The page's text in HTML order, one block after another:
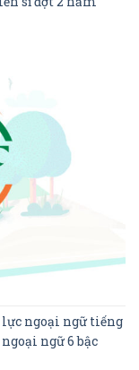
ngoại ngữ tiếng
ngữ 6 bậc